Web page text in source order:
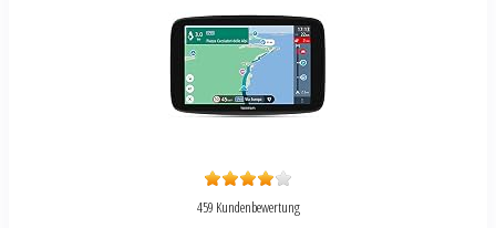
459 Kundenbewertung